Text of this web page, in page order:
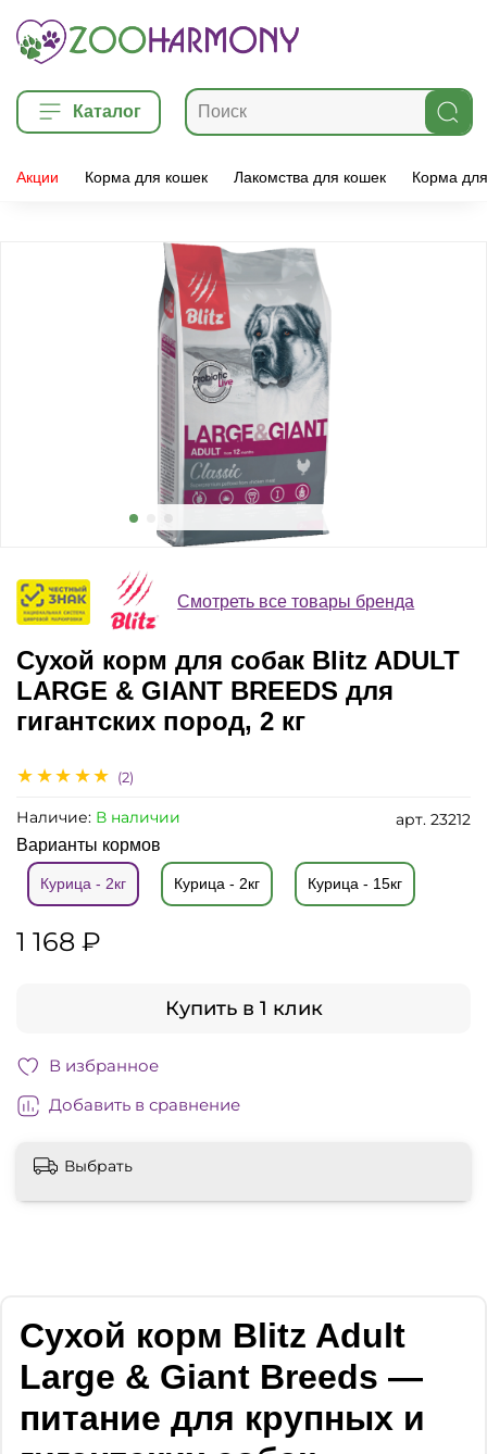
Каталог
Акции Корма для кошек Лакомства для кошек Корма
(2)
арт. 23212
Наличие: В наличии
Смотреть все товары бренда
Сухой корм для собак Blitz ADULT
LARGE & GIANT BREEDS для
гигантских пород, 2 кг
Варианты кормов
Курица - 2кг Курица - 2кг Курица - 15кг
1 168 ₽
Купить в 1 клик
В избранное
Добавить в сравнение
Выбрать
Сухой корм Blitz Adult
Large & Giant Breeds —
питание для крупных и